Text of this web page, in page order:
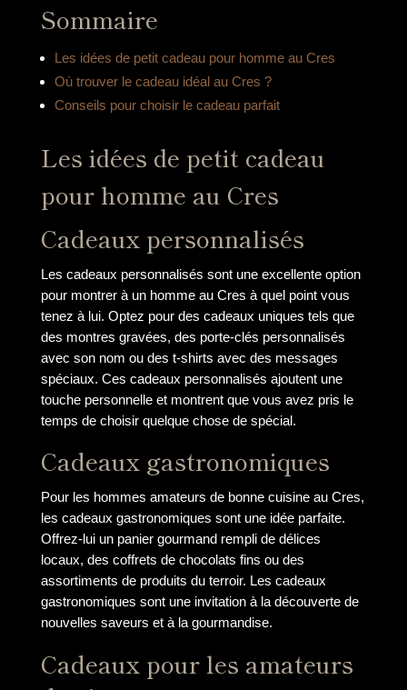
Sommaire
Les idées de petit cadeau pour homme au Cres
Où trouver le cadeau idéal au Cres ?
Conseils pour choisir le cadeau parfait
Les idées de petit cadeau
pour homme au Cres
Cadeaux personnalisés
Les cadeaux personnalisés sont une excellente option
pour montrer à un homme au Cres à quel point vous
tenez à lui. Optez pour des cadeaux uniques tels que
des montres gravées, des porte-clés personnalisés
avec son nom ou des t-shirts avec des messages
spéciaux. Ces cadeaux personnalisés ajoutent une
touche personnelle et montrent que vous avez pris le
temps de choisir quelque chose de spécial.
Cadeaux gastronomiques
Pour les hommes amateurs de bonne cuisine au Cres,
les cadeaux gastronomiques sont une idée parfaite.
Offrez-lui un panier gourmand rempli de délices
locaux, des coffrets de chocolats fins ou des
assortiments de produits du terroir. Les cadeaux
gastronomiques sont une invitation à la découverte de
nouvelles saveurs et à la gourmandise.
Cadeaux pour les amateurs